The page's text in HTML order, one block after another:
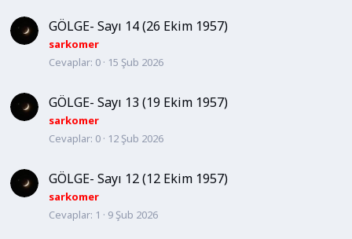
GÖLGE- Sayı 14 (26 Ekim 1957)
sarkomer
Cevaplar 0 15 Şub 2026
GÖLGE- Sayı 13 (19 Ekim 1957)
sarkomer
Cevaplar 0 12 Şub 2026
GÖLGE- Sayı 12 (12 Ekim 1957)
sarkomer
Cevaplar 1 9 Şub 2026